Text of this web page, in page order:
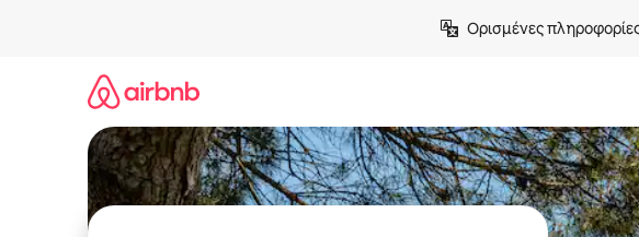
Ορισμένες